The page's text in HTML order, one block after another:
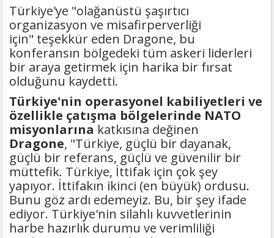
Türkiye'ye "olağanüstü şaşırtıcı
organizasyon ve misafirperverliği
için" teşekkür eden Dragone, bu
konferansın bölgedeki tüm askeri liderleri
bir araya getirmek için harika bir fırsat
olduğunu kaydetti.
Türkiye'nin operasyonel kabiliyetleri ve
özellikle çatışma bölgelerinde NATO
misyonlarına katkısına değinen
Dragone, "Türkiye, güçlü bir dayanak,
güçlü bir referans, güçlü ve güvenilir bir
müttefik. Türkiye, İttifak için çok şey
yapıyor. İttifakın ikinci (en büyük) ordusu.
Bunu göz ardı edemeyiz. Bu, bir şey ifade
ediyor. Türkiye'nin silahlı kuvvetlerinin
harbe hazırlık durumu ve verimliliği